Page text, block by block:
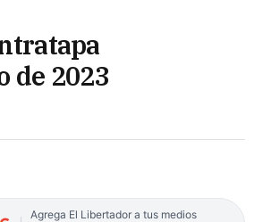
de 2023
Agrega El Libertador a tus medios